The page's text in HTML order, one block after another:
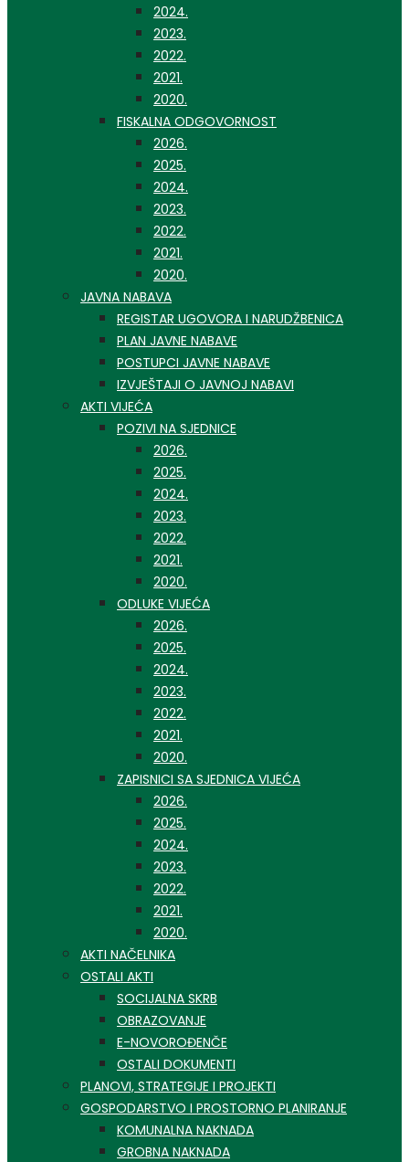
2024.
2023.
2022.
2021.
2020.
FISKALNA ODGOVORNOST
2026.
2025.
2024.
2023.
2022.
2021.
2020.
JAVNA NABAVA
REGISTAR UGOVORA I NARUDŽBENICA
PLAN JAVNE NABAVE
POSTUPCI JAVNE NABAVE
IZVJEŠTAJI O JAVNOJ NABAVI
AKTI VIJEĆA
POZIVI NA SJEDNICE
2026.
2025.
2024.
2023.
2022.
2021.
2020.
ODLUKE VIJEĆA
2026.
2025.
2024.
2023.
2022.
2021.
2020.
ZAPISNICI SA SJEDNICA VIJEĆA
2026.
2025.
2024.
2023.
2022.
2021.
2020.
AKTI NAČELNIKA
OSTALI AKTI
SOCIJALNA SKRB
OBRAZOVANJE
E-NOVOROĐENČE
OSTALI DOKUMENTI
PLANOVI, STRATEGIJE I PROJEKTI
GOSPODARSTVO I PROSTORNO PLANIRANJE
KOMUNALNA NAKNADA
GROBNA NAKNADA